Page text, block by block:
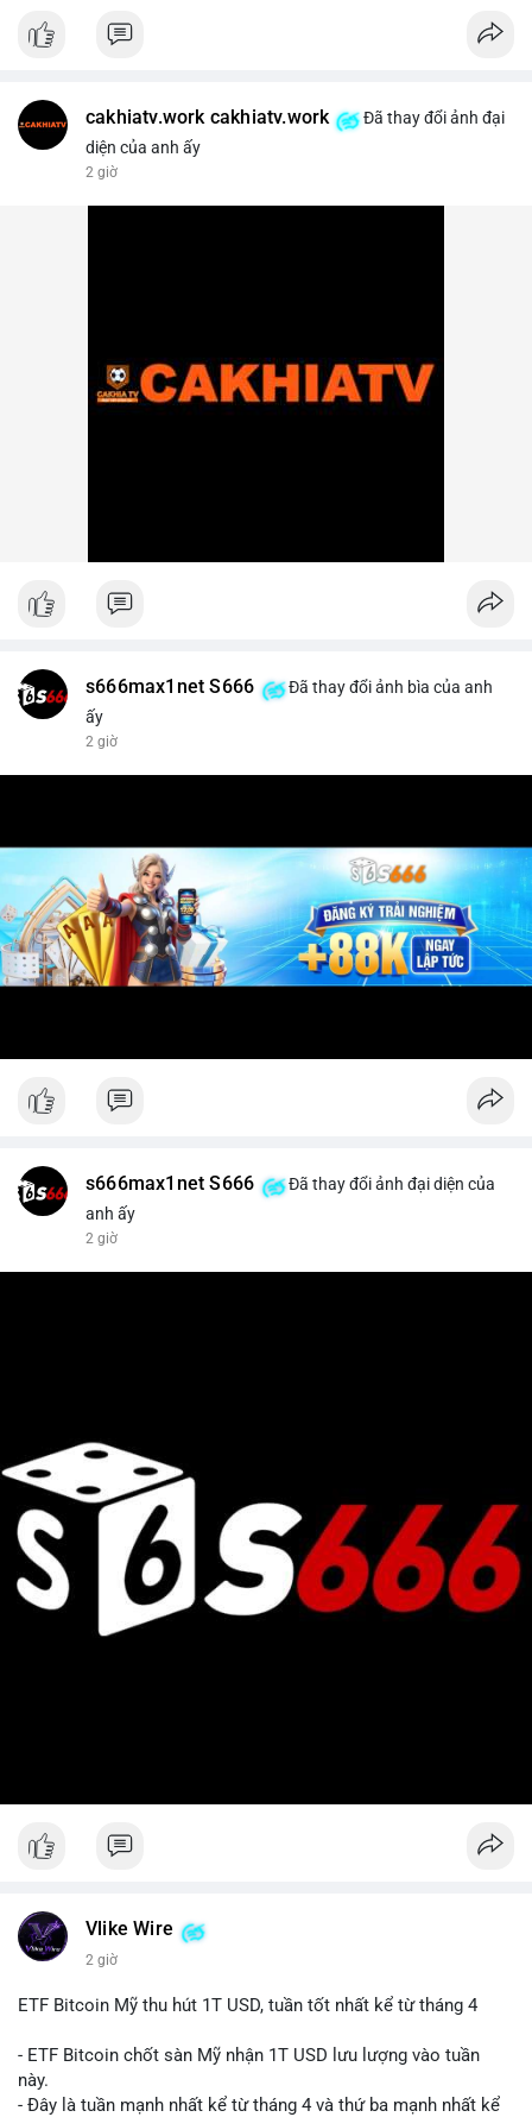
cakhiatv.work cakhiatv.work
Đã thay đổi ảnh đại
diện của anh ấy
2 giờ
s666max1net S666
Đã thay đổi ảnh bìa của anh
ấy
2 giờ
s666max1net S666
Đã thay đổi ảnh đại diện của
anh ấy
2 giờ
Vlike Wire
2 giờ
ETF Bitcoin Mỹ thu hút 1T USD, tuần tốt nhất kể từ tháng 4
- ETF Bitcoin chốt sàn Mỹ nhận 1T USD lưu lượng vào tuần
này.
- Đây là tuần mạnh nhất kể từ tháng 4 và thứ ba mạnh nhất kể